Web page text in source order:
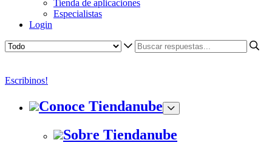
Tienda de aplicaciones
Especialistas
Login
Escribinos!
Conoce Tiendanube
Sobre Tiendanube